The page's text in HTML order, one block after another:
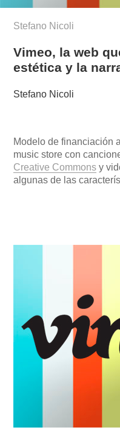
Stefano Nicoli
Vimeo, la web
estética y la
Stefano Nicoli
Modelo de financiación
music store con
Creative Commons y
algunas de las